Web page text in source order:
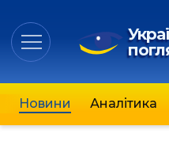
Новини Аналітика